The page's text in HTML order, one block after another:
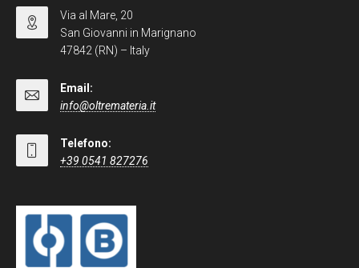
Via al Mare, 20
San Giovanni in Marignano
47842 (RN) – Italy
Email:
info@oltremateria.it
Telefono:
+39 0541 827276